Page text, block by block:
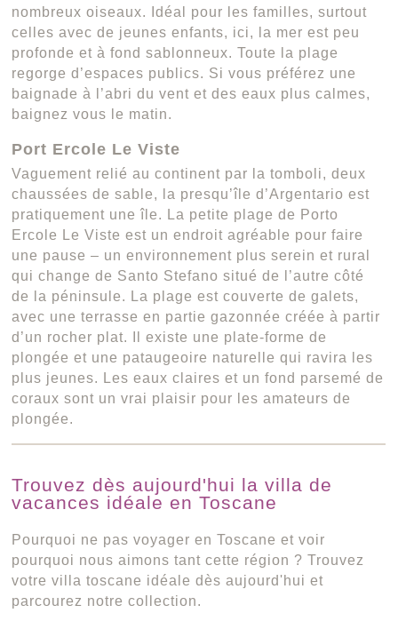
nombreux oiseaux. Idéal pour les familles, surtout
celles avec de jeunes enfants, ici, la mer est peu
profonde et à fond sablonneux. Toute la plage
regorge d’espaces publics. Si vous préférez une
baignade à l’abri du vent et des eaux plus calmes,
baignez vous le matin.
Port Ercole Le Viste
Vaguement relié au continent par la tomboli, deux
chaussées de sable, la presqu’île d’Argentario est
pratiquement une île. La petite plage de Porto
Ercole Le Viste est un endroit agréable pour faire
une pause – un environnement plus serein et rural
qui change de Santo Stefano situé de l’autre côté
de la péninsule. La plage est couverte de galets,
avec une terrasse en partie gazonnée créée à partir
d’un rocher plat. Il existe une plate-forme de
plongée et une pataugeoire naturelle qui ravira les
plus jeunes. Les eaux claires et un fond parsemé de
coraux sont un vrai plaisir pour les amateurs de
plongée.
Trouvez dès aujourd'hui la villa de
vacances idéale en Toscane
Pourquoi ne pas voyager en Toscane et voir
pourquoi nous aimons tant cette région ? Trouvez
votre villa toscane idéale dès aujourd'hui et
parcourez notre collection.